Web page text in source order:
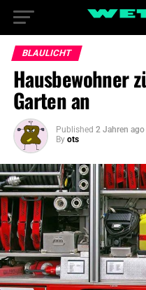
BLAULICHT
Hausbewohner
Garten an
Published 2 Jahren ago
By ots